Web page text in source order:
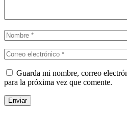
Guarda mi nombre, correo
para la próxima vez que comente.